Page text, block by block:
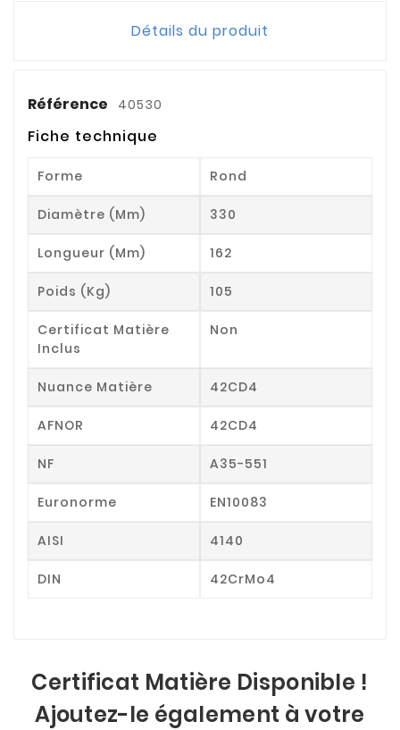
Détails du produit
Référence 40530
Fiche technique
Forme Rond
Diamètre (mm) 330
Longueur (mm) 162
Poids (kg) 105
Certificat Matière
Inclus
Non
Nuance Matière 42CD4
AFNOR 42CD4
NF A35-551
Euronorme EN10083
AISI 4140
DIN 42CrMo4
Certificat Matière Disponible !
Ajoutez-le également à votre